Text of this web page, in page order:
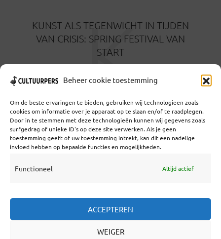
Beheer cookie toestemming
Om de beste ervaringen te bieden, gebruiken wij technologieën zoals
cookies om informatie over je apparaat op te slaan en/of te raadplegen.
Door in te stemmen met deze technologieën kunnen wij gegevens zoals
surfgedrag of unieke ID's op deze site verwerken. Als je geen
toestemming geeft of uw toestemming intrekt, kan dit een nadelige
invloed hebben op bepaalde functies en mogelijkheden.
Functioneel Altijd actief
ACCEPTEREN
WEIGER
KUNST ALS TEGENWICHT IN TIJDEN
VAN CRISIS: SPRING FESTIVAL VAN
START
K
Coöperatief Cultureel Persbureau U.A. | Salzburg 29 |
3524KS Utrecht | KvK: 55573592 |Btw: